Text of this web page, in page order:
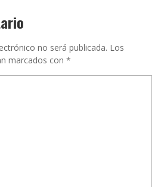
no será publicada. Los
marcados con *